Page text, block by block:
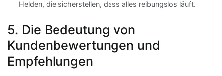
Helden, die sicherstellen, dass alles reibungslos läuft.
5. Die Bedeutung von
Kundenbewertungen und
Empfehlungen